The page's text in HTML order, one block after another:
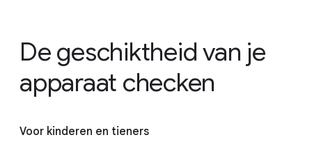
De geschiktheid van je
apparaat checken
Voor kinderen en tieners